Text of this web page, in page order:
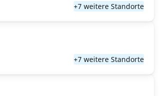
+7 weitere Standorte
+7 weitere Standorte